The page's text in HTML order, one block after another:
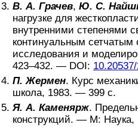
В. А. Грачев, Ю. С.
нагрузке для
внутренними степенями
континуальным сетчатым
исследования и
423–432. — DOI:
П. Жермен. Курс
школа, 1983. — 399 с.
Я. А. Каменярж.
конструкций. — М: